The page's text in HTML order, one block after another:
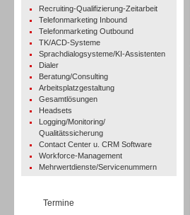
Recruiting-Qualifizierung-Zeitarbeit
Telefonmarketing Inbound
Telefonmarketing Outbound
TK/ACD-Systeme
Sprachdialogsysteme/KI-Assistenten
Dialer
Beratung/Consulting
Arbeitsplatzgestaltung
Gesamtlösungen
Headsets
Logging/Monitoring/
Qualitätssicherung
Contact Center u. CRM Software
Workforce-Management
Mehrwertdienste/Servicenummern
Termine